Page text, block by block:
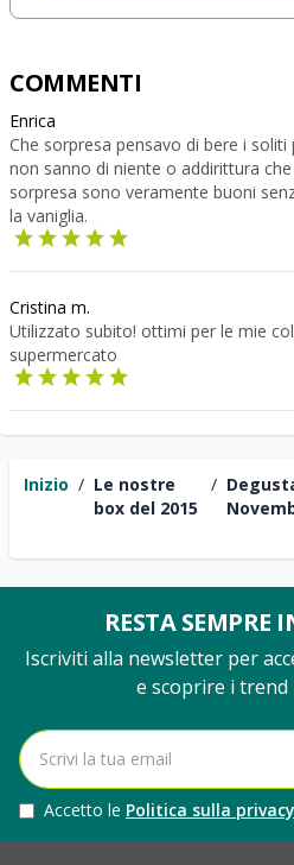
Inizio / Le nostre
box del 2015
/
COMMENTI
Enrica
Che sorpresa pensavo di bere i
non sanno di niente o addirittura
sorpresa sono veramente buoni
la vaniglia.
Cristina m.
Utilizzato subito! ottimi per le mie
supermercato
RESTA SEMPRE
Iscriviti alla newsletter per
e scoprire i trend
Accetto le Politica sulla privacy